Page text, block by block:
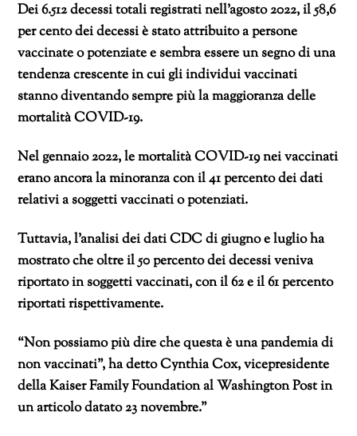
Dei 6.512 decessi totali registrati nell’agosto 2022, il 58,6
per cento dei decessi è stato attribuito a persone
vaccinate o potenziate e sembra essere un segno di una
tendenza crescente in cui gli individui vaccinati
stanno diventando sempre più la maggioranza delle
mortalità COVID-19.
Nel gennaio 2022, le mortalità COVID-19 nei vaccinati
erano ancora la minoranza con il 41 percento dei dati
relativi a soggetti vaccinati o potenziati.
Tuttavia, l’analisi dei dati CDC di giugno e luglio ha
mostrato che oltre il 50 percento dei decessi veniva
riportato in soggetti vaccinati, con il 62 e il 61 percento
riportati rispettivamente.
“Non possiamo più dire che questa è una pandemia di
non vaccinati”, ha detto Cynthia Cox, vicepresidente
della Kaiser Family Foundation al Washington Post in
un articolo datato 23 novembre.”